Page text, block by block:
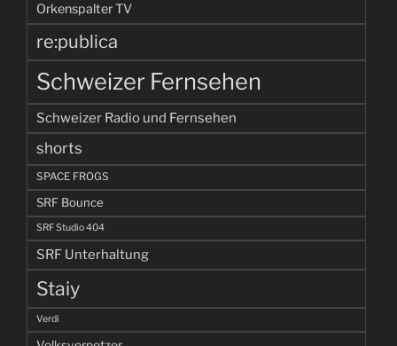
Orkenspalter TV
re:publica
Schweizer Fernsehen
Schweizer Radio und Fernsehen
shorts
SPACE FROGS
SRF Bounce
SRF Studio 404
SRF Unterhaltung
Staiy
Verdi